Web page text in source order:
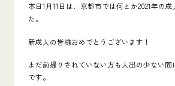
本日1月11日は、京都市では何とか2021年の
た。
新成人の皆様おめでとうございます！
まだ前撮りされていない方も人出の少ない
です。